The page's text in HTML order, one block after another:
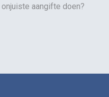
aangifte doen?